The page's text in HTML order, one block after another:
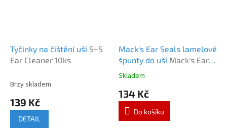
Tyčinky na čištění uší S+S
Ear Cleaner 10ks
Brzy skladem
139 Kč
DETAIL
Mack's Ear Seals lamelové
špunty do uší Mack's Ear
Seals
Průměrné
produktu
5,0
Skladem
134 Kč
Do košíku